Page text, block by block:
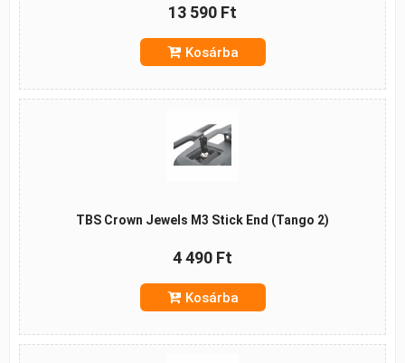
13 590 Ft
Kosárba
TBS Crown Jewels M3 Stick End (Tango 2)
4 490 Ft
Kosárba